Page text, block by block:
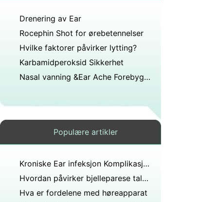
Drenering av Ear
Rocephin Shot for ørebetennelser
Hvilke faktorer påvirker lytting?
Karbamidperoksid Sikkerhet
Nasal vanning &Ear Ache Forebygging
Populære artikler
Kroniske Ear infeksjon Komplikasjoner
Hvordan påvirker bjelleparese taleproduksjon?
Hva er fordelene med høreapparat